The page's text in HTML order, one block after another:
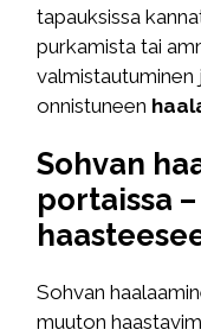
tapauksissa
purkamista tai
onnistuneen
Sohvan
portaissa
Sohvan
muuton